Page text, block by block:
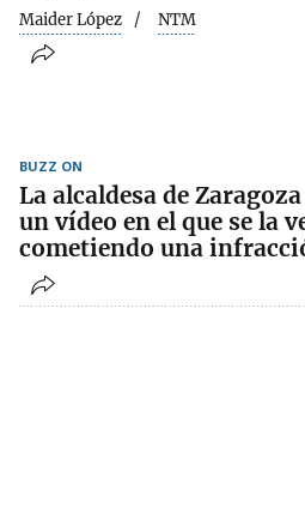
Maider López NTM
BUZZ ON
La alcaldesa de
un vídeo en el que se la
cometiendo una